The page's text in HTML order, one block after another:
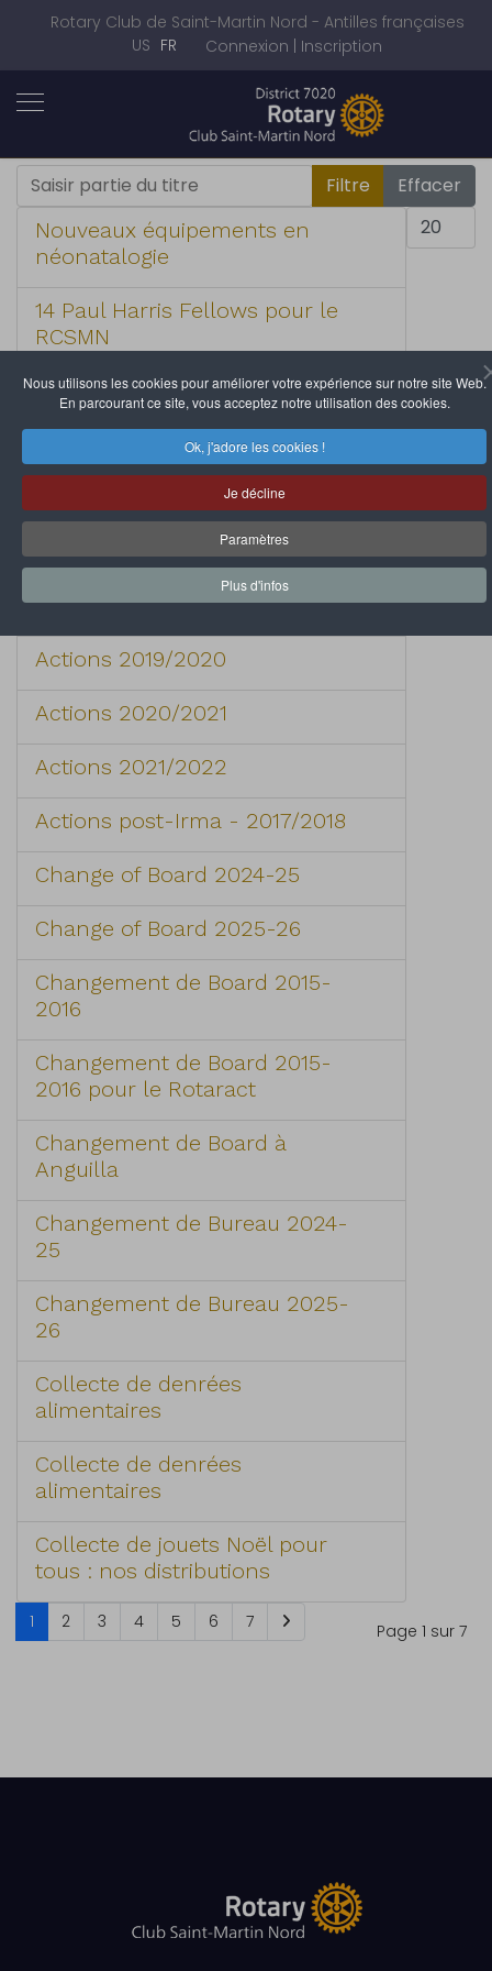
Nous utilisons les cookies pour améliorer votre expérience sur notre site Web.
En parcourant ce site, vous acceptez notre utilisation des cookies.
Ok, j'adore les cookies !
Je décline
Paramètres
Plus d'infos
Rotary Club de Saint-Martin Nord - Antilles françaises
Sélectionnez votre langue
US FR Connexion | Inscription
Saisir partie du titre Filtre Effacer
Afficher #
Nouveaux équipements en
néonatalogie
14 Paul Harris Fellows pour le
RCSMN
2019/2020 Actions
2020/2021 Actions
30 000 dollars de dons pour les
jeunes
ACTION : Peinture des bancs du
terrain de basket de Grand Case
Actions 2019/2020
Actions 2020/2021
Actions 2021/2022
Actions post-Irma - 2017/2018
Change of Board 2024-25
Change of Board 2025-26
Changement de Board 2015-
2016
Changement de Board 2015-
2016 pour le Rotaract
Changement de Board à
Anguilla
Changement de Bureau 2024-
25
Changement de Bureau 2025-
26
Collecte de denrées
alimentaires
Collecte de denrées
alimentaires
Collecte de jouets Noël pour
tous : nos distributions
Page 1 sur 7
1 2 3 4 5 6 7